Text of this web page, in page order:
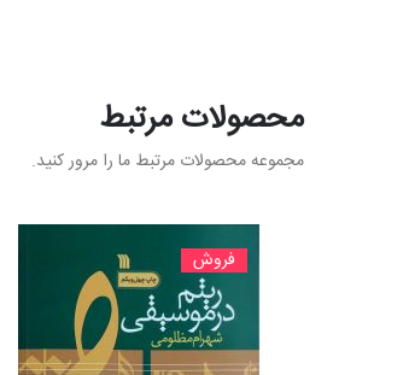
محصولات مرتبط
مجموعه محصولات مرتبط ما را مرور کنید.
فروش